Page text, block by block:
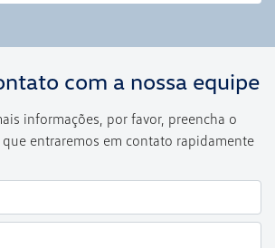
com a nossa equipe
informações, por favor, preencha o
entraremos em contato rapidamente